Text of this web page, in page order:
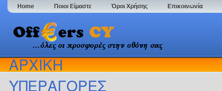
Home Ποιοι Είμαστε Όροι Χρήσης Επικοινωνία
ΑΡΧΙΚΗ
ΥΠΕΡΑΓΟΡΕΣ